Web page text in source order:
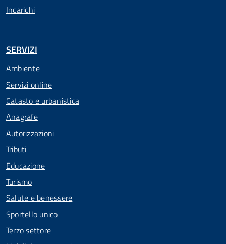
Incarichi
SERVIZI
Ambiente
Servizi online
Catasto e urbanistica
Anagrafe
Autorizzazioni
Tributi
Educazione
Turismo
Salute e benessere
Sportello unico
Terzo settore